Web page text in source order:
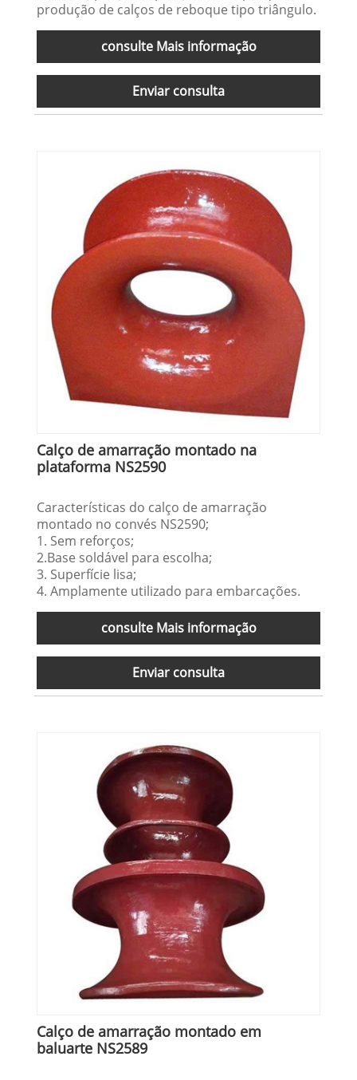
produção de calços de reboque tipo triângulo.
consulte Mais informação
Enviar consulta
Calço de amarração montado na
plataforma NS2590
Características do calço de amarração
montado no convés NS2590;
1. Sem reforços;
2.Base soldável para escolha;
3. Superfície lisa;
4. Amplamente utilizado para embarcações.
consulte Mais informação
Enviar consulta
Calço de amarração montado em
baluarte NS2589